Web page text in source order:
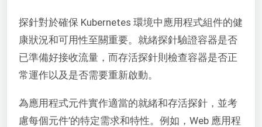
探針對於確保 Kubernetes 環境中應用程式組件的健
康狀況和可用性至關重要。就緒探針驗證容器是否
已準備好接收流量，而存活探針則檢查容器是否正
常運作以及是否需要重新啟動。
為應用程式元件實作適當的就緒和存活探針，並考
慮每個元件’的特定需求和特性。例如，Web 應用程